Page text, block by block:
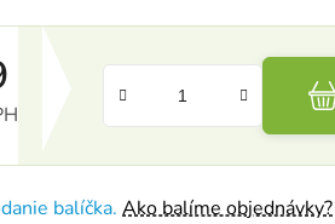
balíčka. Ako balíme objednávky?